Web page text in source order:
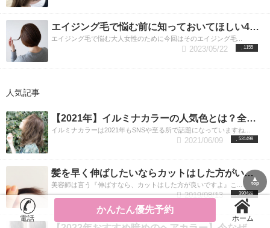
エイジング毛で悩む前に知っておいてほしい4つのこと
エイジング毛で悩む大人女性のために今回はそのエイジング毛...
1155
2023/05/22
人気記事
【2021年】イルミナカラーの人気色とは？全9色の魅力を渋谷の美容師が教えます。渋谷美容室LUXY（ラグジー）
イルミナカラーは2021年もSNSや至る所で話題になっていますね...
531498
2021/06/09
髪を早く伸ばしたいならカットはした方がいいのか？美容師が答えます。
美容師は言う『伸ばすなら、カットはした方が良いですよ』こ...
390428
2019/08/13
▲
top
電話
かんたん優先予約
ホーム